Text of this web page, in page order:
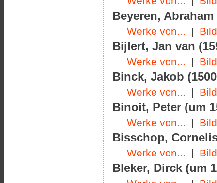
Beyeren, Abraham
Werke von... |
Bijlert, Jan van
Werke von... |
Binck, Jakob
Werke von... |
Binoit, Peter (um
Werke von... |
Bisschop,
Werke von... |
Bleker, Dirck (um